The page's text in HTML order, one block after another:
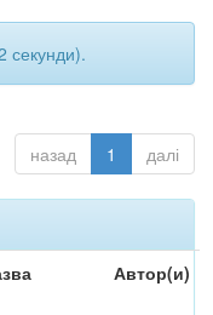
секунди).
назад 1 далі
Автор(и)